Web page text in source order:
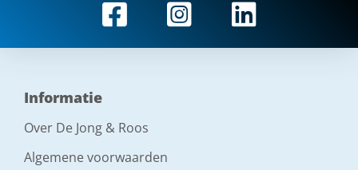
Informatie
Over De Jong & Roos
Algemene voorwaarden